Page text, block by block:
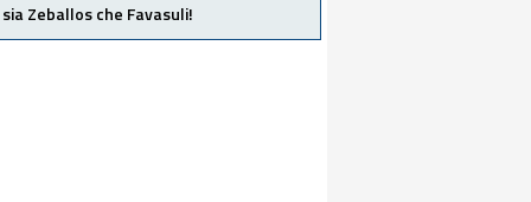
Zeballos che Favasuli!